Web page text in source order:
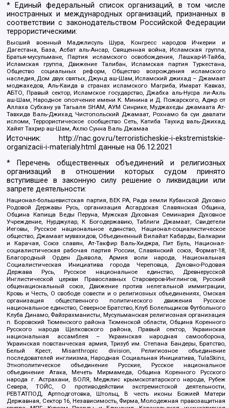
* Единый федеральный список организаций, в том числе
иностранных и международных организаций, признанных в
соответствии с законодательством Российской Федерации
террористическими:
Высший военный Маджлисуль Шура, Конгресс народов Ичкерии и
Дагестана, База, Асбат аль-Ансар, Священная война, Исламская группа,
Братья-мусульмане, Партия исламского освобождения, Лашкар-И-Тайба,
Исламская группа, Движение Талибан, Исламская партия Туркестана,
Общество социальных реформ, Общество возрождения исламского
наследия, Дом двух святых, Джунд аш-Шам, Исламский джихад – Джамаат
моджахедов, Аль-Каида в странах исламского Магриба, Имарат Кавказ,
АБТО, Правый сектор, Исламское государство, Джабха аль-Нусра ли-Ахль
аш-Шам, Народное ополчение имени К. Минина и Д. Пожарского, Аджр от
Аллаха Субхану уа Тагьаля SHAM, АУМ Синрике, Муджахеды джамаата Ат-
Тавхида Валь-Джихад, Чистопольский Джамаат, Рохнамо ба суи давлати
исломи, Террористическое сообщество Сеть, Катиба Таухид валь-Джихад,
Хайят Тахрир аш-Шам, Ахлю Сунна Валь Джамаа
Источник:
http://nac.gov.ru/terroristicheskie-i-ekstremistskie-
organizacii-i-materialy.html данные на06.12.2021
* Перечень общественных объединений и религиозных
организаций в отношении которых судом принято
вступившее в законную силу решение о ликвидации или
запрете деятельности:
Национал-большевистская партия, ВЕК РА, Рада земли Кубанской Духовно
Родовой Державы Русь, организация Асгардская Славянская Община,
Община Капища Веды Перуна, Мужская Духовная Семинария Духовное
Учреждение, Нурджулар, К Богодержавию, Таблиги Джамаат, Свидетели
Иеговы, Русское национальное единство, Национал-социалистическое
общество, Джамаат мувахидов, Объединенный Вилайат Кабарды, Балкарии
и Карачая, Союз славян, Ат-Такфир Валь-Хиджра, Пит Буль, Национал-
социалистическая рабочая партия России, Славянский союз, Формат-18,
Благородный Орден Дьявола, Армия воли народа, Национальная
Социалистическая Инициатива города Череповца, Духовно-Родовая
Держава Русь, Русское национальное единство, Древнерусской
Инглистической церкви Православных Староверов-Инглингов, Русский
общенациональный союз, Движение против нелегальной иммиграции,
Кровь и Честь, О свободе совести и о религиозных объединениях, Омская
организация общественного политического движения Русское
национальное единство, Северное Братство, Клуб Болельщиков Футбольного
Клуба Динамо, Файзрахманисты, Мусульманская религиозная организация
п. Боровский Тюменского района Тюменской области, Община Коренного
Русского народа Щелковского района, Правый сектор, Украинская
национальная ассамблея – Украинская народная самооборона,
Украинская повстанческая армия, Тризуб им. Степана Бандеры, Братство,
Белый Крест, Misanthropic division, Религиозное объединение
последователей инглиизма, Народная Социальная Инициатива, TulaSkins,
Этнополитическое объединение Русские, Русское национальное
объединение Атака, Мечеть Мирмамеда, Община Коренного Русского
народа г. Астрахани, ВОЛЯ, Меджлис крымскотатарского народа, Рубеж
Севера, ТОЙС, О противодействии экстремистской деятельности,
РЕВТАТПОД, Артподготовка, Штольц, В честь иконы Божией Матери
Державная, Сектор 16, Независимость, Фирма, Молодежная правозащитная